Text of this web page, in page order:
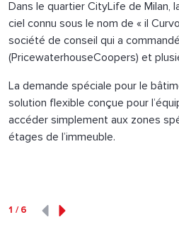
Dans le quartier CityLife de Milan,
ciel connu sous le nom de « il
société de conseil qui a
(PricewaterhouseCoopers) et
La demande spéciale pour le
solution flexible conçue pour
accéder simplement aux zones
étages de l’immeuble.
1 /6